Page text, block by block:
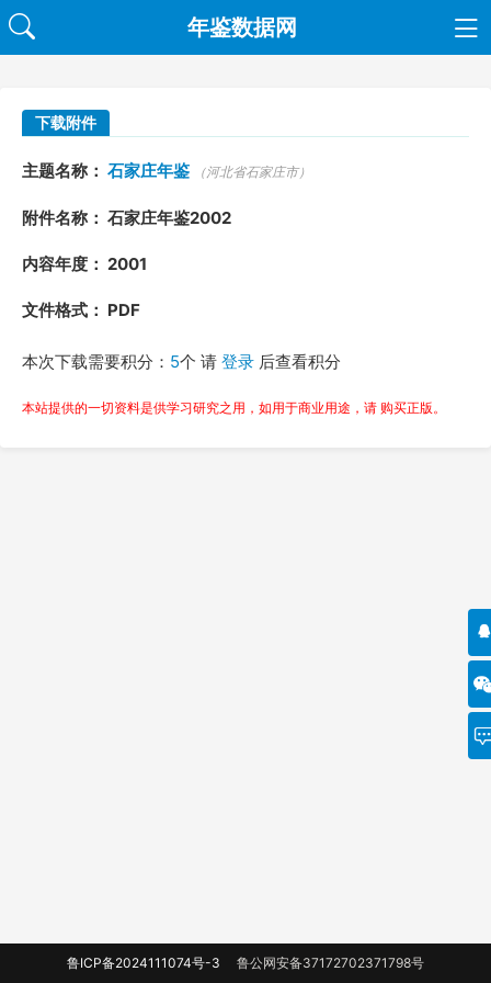
年鉴数据网
下载附件
主题名称： 石家庄年鉴 （河北省石家庄市）
附件名称： 石家庄年鉴2002
内容年度： 2001
文件格式： PDF
本次下载需要积分： 5个 请 登录 后查看积分
本站提供的一切资料是供学习研究之用，如用于商业用途，请 购买正版。
鲁ICP备2024111074号-3 鲁公网安备37172702371798号